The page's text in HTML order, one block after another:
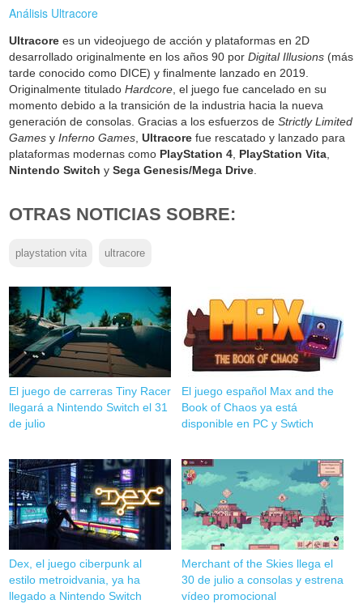
Análisis Ultracore
Ultracore es un videojuego de acción y plataformas en 2D
desarrollado originalmente en los años 90 porDigital Illusions (más
tarde conocido como DICE) y finalmente lanzado en 2019.
Originalmente tituladoHardcore , el juego fue cancelado en su
momento debido a la transición de la industria hacia la nueva
generación de consolas. Gracias a los esfuerzos deStrictly Limited
Games yInferno Games ,Ultracore fue rescatado y lanzado para
plataformas modernas como PlayStation 4 PlayStation Vita
Nintendo Switch ySega Genesis/Mega Drive
OTRAS NOTICIAS SOBRE:
playstation vita ultracore
El juego de carreras Tiny Racer
llegará a Nintendo Switch el 31
de julio
El juego español Max and the
Book of Chaos ya está
disponible en PC y Swtich
Dex, el juego ciberpunk al
estilo metroidvania, ya ha
llegado a Nintendo Switch
Merchant of the Skies llega el
30 de julio a consolas y estrena
vídeo promocional